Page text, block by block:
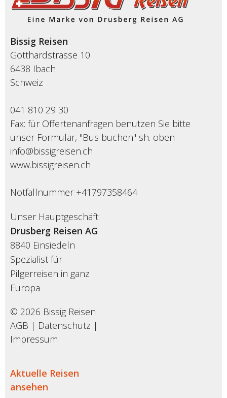
Bissig Reisen
Gotthardstrasse 10
6438 Ibach
Schweiz
041 810 29 30
Fax: für Offertenanfragen benutzen Sie bitte
unser Formular, "Bus buchen" sh. oben
info@bissigreisen.ch
www.bissigreisen.ch
Notfallnummer +41797358464
Unser Hauptgeschäft:
Drusberg Reisen AG
8840 Einsiedeln
Spezialist für
Pilgerreisen in ganz
Europa
© 2026 Bissig Reisen
AGB | Datenschutz |
Impressum
Aktuelle Reisen
ansehen